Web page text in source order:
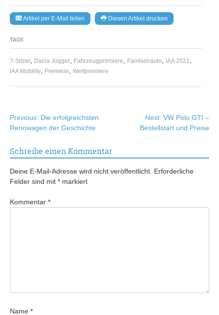
Artikel per E-Mail teilen Diesen Artikel drucken
TAGS
7-Sitzer, Dacia Jogger, Fahrzeugpremiere, Familienauto, IAA 2021,
IAA Mobility, Premiere, Weltpremiere
Beitragsnavigation
Previous: Die erfolgreichsten
Rennwagen der Geschichte
Next: VW Polo GTI –
Bestellstart und Preise
Schreibe einen Kommentar
Deine E-Mail-Adresse wird nicht veröffentlicht. Erforderliche
Felder sind mit * markiert
Kommentar *
Name *